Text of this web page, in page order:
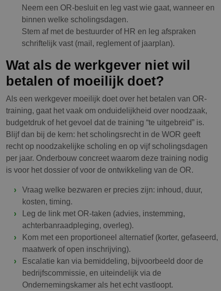
Neem een OR-besluit en leg vast wie gaat, wanneer en
binnen welke scholingsdagen.
Stem af met de bestuurder of HR en leg afspraken
schriftelijk vast (mail, reglement of jaarplan).
Wat als de werkgever niet wil
betalen of moeilijk doet?
Als een werkgever moeilijk doet over het betalen van OR-
training, gaat het vaak om onduidelijkheid over noodzaak,
budgetdruk of het gevoel dat de training “te uitgebreid” is.
Blijf dan bij de kern: het scholingsrecht in de WOR geeft
recht op noodzakelijke scholing en op vijf scholingsdagen
per jaar. Onderbouw concreet waarom deze training nodig
is voor het dossier of voor de ontwikkeling van de OR.
Vraag welke bezwaren er precies zijn: inhoud, duur,
kosten, timing.
Leg de link met OR-taken (advies, instemming,
achterbanraadpleging, overleg).
Kom met een proportioneel alternatief (korter, gefaseerd,
maatwerk of open inschrijving).
Escalatie kan via bemiddeling, bijvoorbeeld door de
bedrijfscommissie, en uiteindelijk via de
Ondernemingskamer als het echt vastloopt.